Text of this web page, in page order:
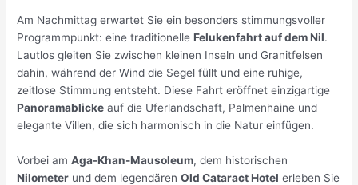
Am Nachmittag erwartet Sie ein besonders stimmungsvoller
Programmpunkt: eine traditionelleFelukenfahrt auf dem Nil.
Lautlos gleiten Sie zwischen kleinen Inseln und Granitfelsen
dahin, während der Wind die Segel füllt und eine ruhige,
zeitlose Stimmung entsteht. Diese Fahrt eröffnet einzigartige
Panoramablicke auf die Uferlandschaft, Palmenhaine und
elegante Villen, die sich harmonisch in die Natur einfügen.
Vorbei amAga-Khan-Mausoleum, dem historischen
Nilometer und dem legendärenOld Cataract Hotel erleben Sie